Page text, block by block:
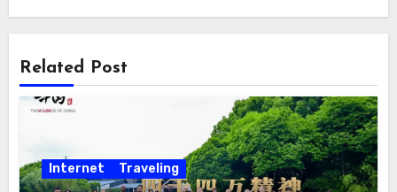
Related Post
Internet Traveling